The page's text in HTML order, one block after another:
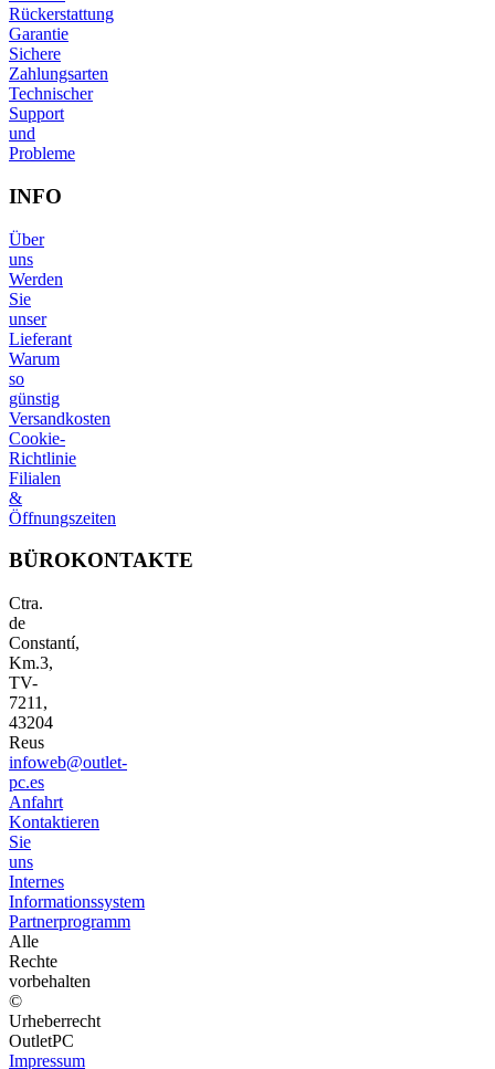
Rückerstattung
Garantie
Sichere
Zahlungsarten
Technischer
Support
und
Probleme
INFO
Über
uns
Werden
Sie
unser
Lieferant
Warum
so
günstig
Versandkosten
Cookie-
Richtlinie
Filialen
&
Öffnungszeiten
BÜROKONTAKTE
Ctra.
de
Constantí,
Km.3,
TV-
7211,
43204
Reus
infoweb@outlet-
pc.es
Anfahrt
Kontaktieren
Sie
uns
Internes
Informationssystem
Partnerprogramm
Alle
Rechte
vorbehalten
©
Urheberrecht
OutletPC
Impressum